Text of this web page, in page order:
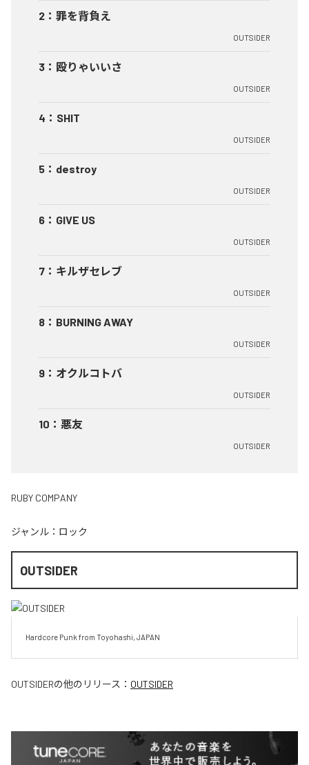
2 ： 罪を背負え
OUTSIDER
3 ： 殴りゃいいさ
OUTSIDER
4 ： SHIT
OUTSIDER
5 ： destroy
OUTSIDER
6 ： GIVE US
OUTSIDER
7 ： キルザセレブ
OUTSIDER
8 ： BURNING AWAY
OUTSIDER
9 ： オクルコトバ
OUTSIDER
10 ： 悪友
OUTSIDER
RUBY COMPANY
ジャンル： ロック
OUTSIDER
Hardcore Punk from Toyohashi, JAPAN
OUTSIDERの他のリリース： OUTSIDER